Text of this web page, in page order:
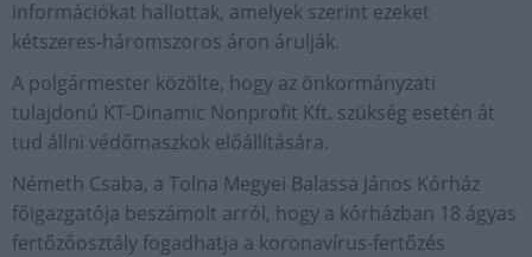
információkat hallottak, amelyek szerint ezeket
kétszeres-háromszoros áron árulják.
A polgármester közölte, hogy az önkormányzati
tulajdonú KT-Dinamic Nonprofit Kft. szükség esetén át
tud állni védőmaszkok előállítására.
Németh Csaba, a Tolna Megyei Balassa János Kórház
főigazgatója beszámolt arról, hogy a kórházban 18 ágyas
fertőzőosztály fogadhatja a koronavírus-fertőzés